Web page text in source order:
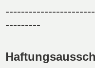
---------